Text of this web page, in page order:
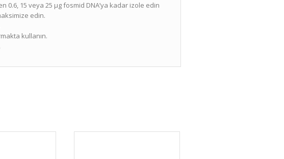
0.6, 15 veya 25 µg fosmid DNA’ya kadar izole edin
edin.
kullanın.